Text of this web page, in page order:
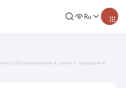
Ru
соболезнования в связи с трагедии в